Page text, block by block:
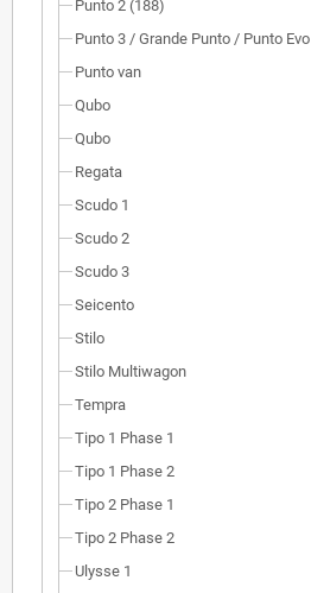
Punto 2 (188)
Punto 3 / Grande Punto / Punto Evo
Punto van
Qubo
Qubo
Regata
Scudo 1
Scudo 2
Scudo 3
Seicento
Stilo
Stilo Multiwagon
Tempra
Tipo 1 Phase 1
Tipo 1 Phase 2
Tipo 2 Phase 1
Tipo 2 Phase 2
Ulysse 1